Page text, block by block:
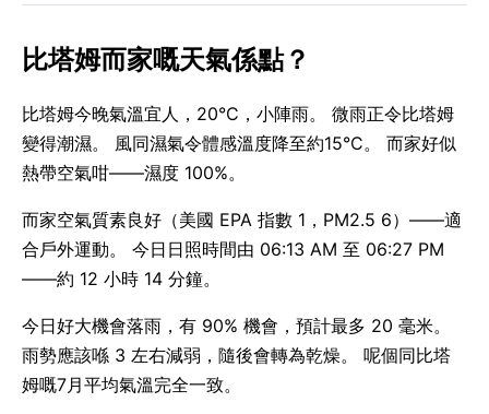
比塔姆而家嘅天氣係點？
比塔姆今晚氣溫宜人，20°C，小陣雨。 微雨正令比塔姆
變得潮濕。 風同濕氣令體感溫度降至約15°C。 而家好似
熱帶空氣咁——濕度 100%。
而家空氣質素良好（美國 EPA 指數 1，PM2.5 6）——適
合戶外運動。 今日日照時間由 06:13 AM 至 06:27 PM
——約 12 小時 14 分鐘。
今日好大機會落雨，有 90% 機會，預計最多 20 毫米。
雨勢應該喺 3 左右減弱，隨後會轉為乾燥。 呢個同比塔
姆嘅7月平均氣溫完全一致。